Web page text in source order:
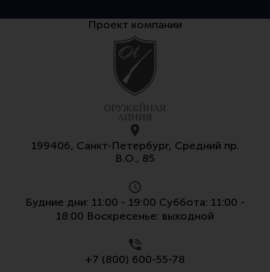
Проект компании
199406, Санкт-Петербург, Средний пр.
В.О., 85
Будние дни: 11:00 - 19:00 Суббота: 11:00 -
18:00 Воскресенье: выходной
+7 (800) 600-55-78